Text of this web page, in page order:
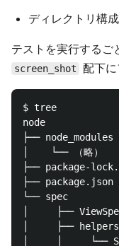
ディレクトリ構成
テストを実行するご
screen_shot 配下に
$ tree
node
├── node_modules
│    └── （略）
├── package-
├── package.json
└── spec
│     ├──
│     ├── helpers
│     │     └──